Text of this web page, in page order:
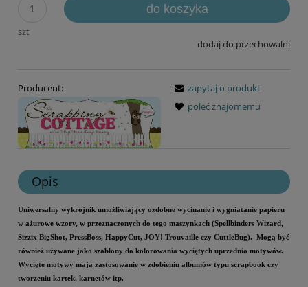
szt
do koszyka
dodaj do przechowalni
Producent:
zapytaj o produkt
poleć znajomemu
Opis
Uniwersalny wykrojnik umożliwiający ozdobne wycinanie i wygniatanie papieru
w ażurowe wzory, w przeznaczonych do tego maszynkach (Spellbinders Wizard,
Sizzix BigShot, PressBoss, HappyCut, JOY! Trouvaille czy CuttleBug). Mogą być
również używane jako szablony do kolorowania wyciętych uprzednio motywów.
Wycięte motywy mają zastosowanie w zdobieniu albumów typu scrapbook czy
tworzeniu kartek, karnetów itp.